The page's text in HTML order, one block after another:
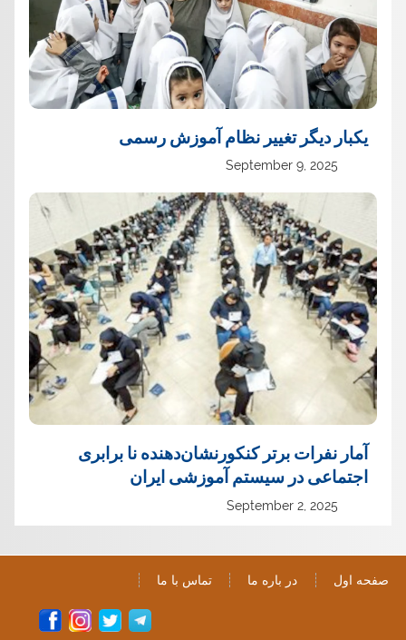
یک‏بار دیگر تغییر نظام آموزش رسمی
September 9, 2025
آمار نفرات برتر کنکورنشان‌دهنده نا برابری
اجتماعی در سیستم آموزشی ایران
September 2, 2025
صفحه اول در باره ما تماس با ما